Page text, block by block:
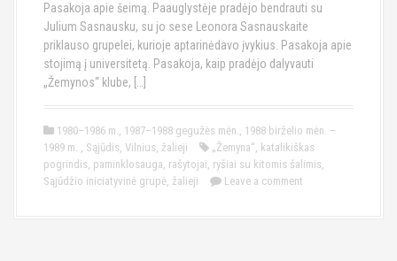
Pasakoja apie šeimą. Paauglystėje pradėjo bendrauti su
Julium Sasnausku, su jo sese Leonora Sasnauskaite
priklauso grupelei, kurioje aptarinėdavo įvykius. Pasakoja apie
stojimą į universitetą. Pasakoja, kaip pradėjo dalyvauti
„Žemynos“ klube, […]
1980–1986 m., 1987–1988 gegužės mėn., 1988 birželio mėn. –
1989 m. , Sąjūdis, Vilnius, žalieji „Žemyna“, katalikiškas
pogrindis, paminklosauga, rašytojai, ryšiai su kitomis šalimis,
Sąjūdžio iniciatyvinė grupė, žalieji Leave a comment